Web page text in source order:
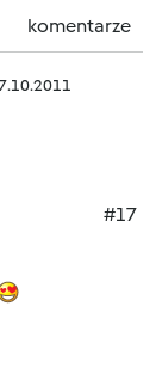
komentarze
#17